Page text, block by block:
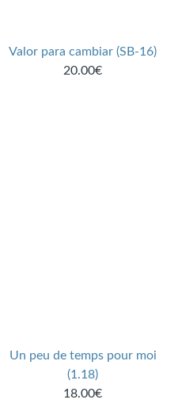
Valor para cambiar (SB-16)
20.00€
Un peu de temps pour moi
(1.18)
18.00€